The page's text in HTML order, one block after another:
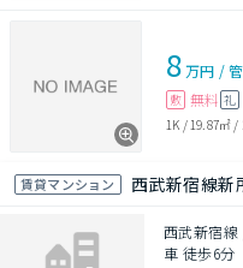
8万円 /
敷 無料 礼
1K / 19.87㎡ /
賃貸マンション 西武新宿線
西武新宿
車 徒歩6分